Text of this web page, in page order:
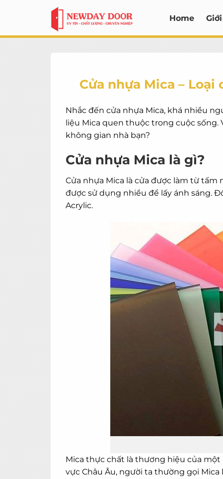
dung
Home
Cửa nhựa Mica –
Nhắc đến cửa nhựa Mica, khá nhiều
liệu Mica quen thuộc trong cuộc sống.
không gian nhà bạn?
Cửa nhựa Mica là gì?
Cửa nhựa Mica là cửa được làm từ
được sử dụng nhiều để lấy ánh sáng.
Acrylic.
Mica thực chất là thương hiệu của một
vực Châu Âu, người ta thường gọi